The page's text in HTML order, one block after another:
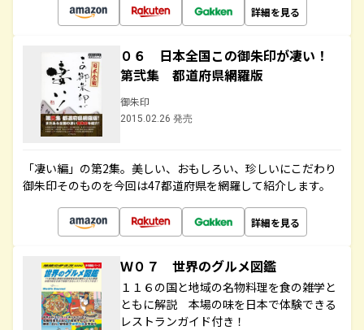
詳細を見る
０６ 日本全国この御朱印が凄い！
第弐集 都道府県網羅版
御朱印
2015.02.26 発売
「凄い編」の第2集。美しい、おもしろい、珍しいにこだわり
御朱印そのものを今回は47都道府県を網羅して紹介します。
詳細を見る
Ｗ０７ 世界のグルメ図鑑
１１６の国と地域の名物料理を食の雑学と
ともに解説 本場の味を日本で体験できる
レストランガイド付き！